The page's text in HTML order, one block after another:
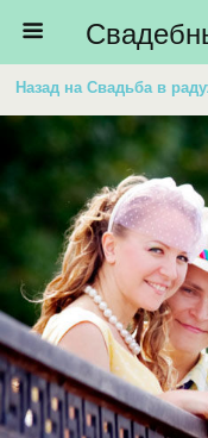
Назад на Свадьба в